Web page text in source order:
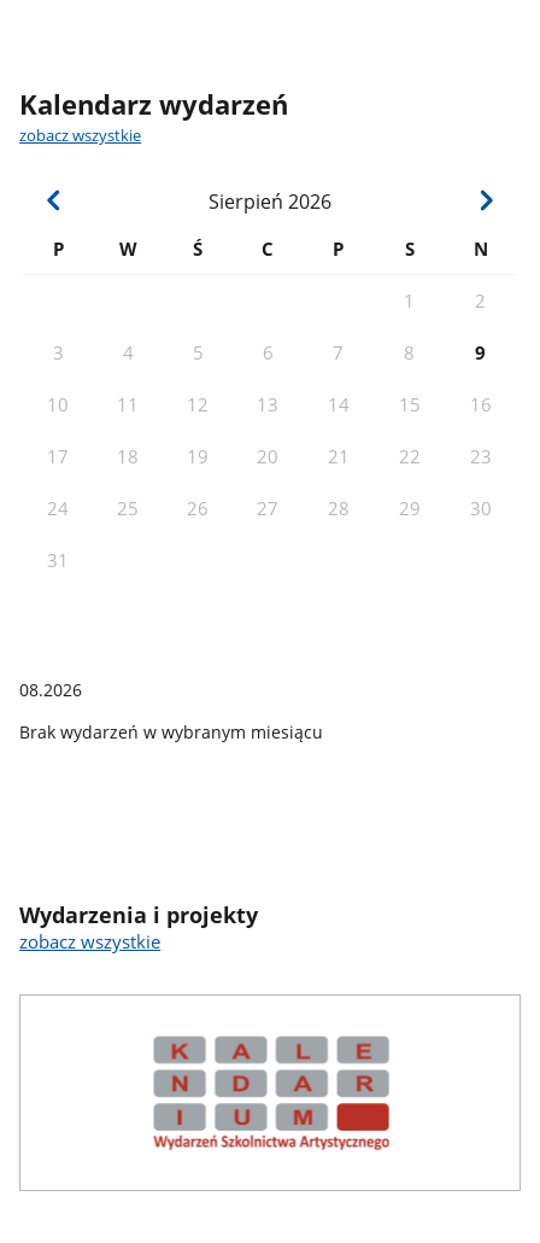
Kalendarz wydarzeń
zobacz wszystkie
Sierpień 2026
P W Ś C P S N
1 2
3 4 5 6 7 8 9
10 11 12 13 14 15 16
17 18 19 20 21 22 23
24 25 26 27 28 29 30
31
08.2026
Brak wydarzeń w wybranym miesiącu
Wydarzenia i projekty
zobacz wszystkie